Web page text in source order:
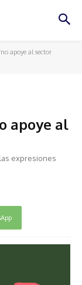
apoye al sector
apoye al
expresiones